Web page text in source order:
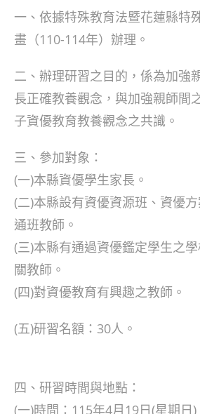
一、依據特殊教育法暨花蓮縣特
畫（110-114年）辦理。
二、辦理研習之目的，係為加強
長正確教養觀念，與加強親師間
子資優教育教養觀念之共識。
三、參加對象：
(一)本縣資優學生家長。
(二)本縣設有資優資源班、資優
通班教師。
(三)本縣有通過資優鑑定學生之
關教師。
(四)對資優教育有興趣之教師。
(五)研習名額：30人。
四、研習時間與地點：
(一)時間：115年4月19日(星期日